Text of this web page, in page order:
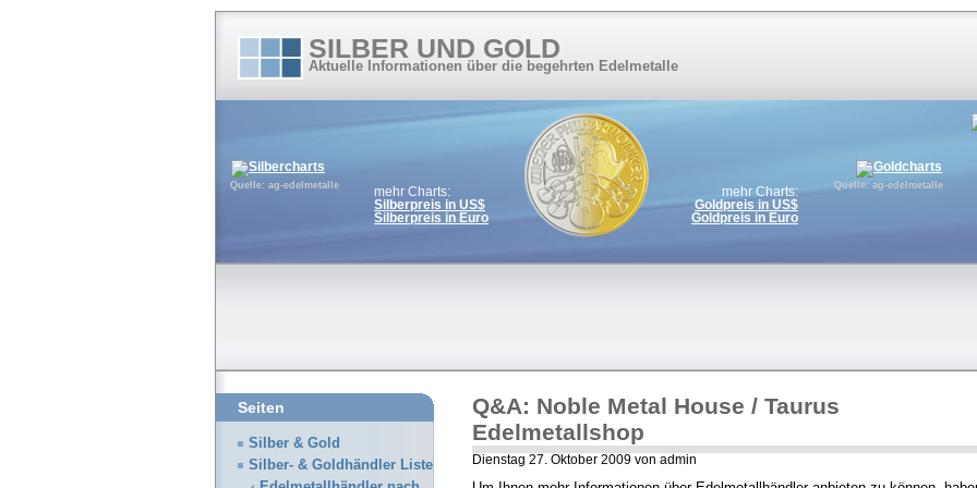
SILBER UND GOLD
Aktuelle Informationen über die begehrten Edelmetalle
Quelle: ag-edelmetalle
mehr Charts:
Silberpreis in US$
Silberpreis in Euro
mehr Charts:
Goldpreis in US$
Goldpreis in Euro
Quelle: ag-edelmetalle
Q&A: Noble Metal House / Taurus
Edelmetallshop
Dienstag 27. Oktober 2009 von admin
Seiten
Silber & Gold
Silber- & Goldhändler Liste